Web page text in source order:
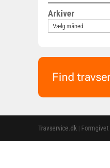
Arkiver
Find
Travservice.dk |